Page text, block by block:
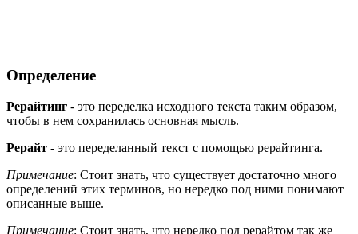
Определение
Рерайтинг - это переделка исходного текста таким образом,
чтобы в нем сохранилась основная мысль.
Рерайт - это переделанный текст с помощью рерайтинга.
Примечание: Стоит знать, что существует достаточно много
определений этих терминов, но нередко под ними понимают
описанные выше.
Примечание: Стоит знать, что нередко под рерайтом так же